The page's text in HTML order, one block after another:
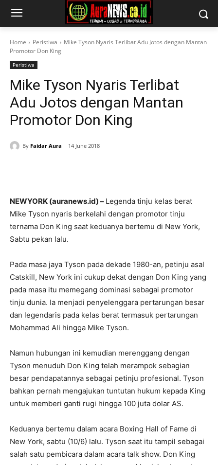
Home Peristiwa
Mike Tyson Nyaris Terlibat Adu Jotos dengan Mantan
Promotor Don King
Peristiwa
Mike Tyson Nyaris Terlibat
Adu Jotos dengan Mantan
Promotor Don King
By Faidar Aura 14 June 2018
NEWYORK (auranews.id) – Legenda tinju kelas berat
Mike Tyson nyaris berkelahi dengan promotor tinju
ternama Don King saat keduanya bertemu di New York,
Sabtu pekan lalu.
Pada masa jaya Tyson pada dekade 1980-an, petinju asal
Catskill, New York ini cukup dekat dengan Don King yang
pada masa itu memegang dominasi sebagai promotor
tinju dunia. Ia menjadi penyelenggara pertarungan besar
dan legendaris pada kelas berat termasuk pertarungan
Mohammad Ali hingga Mike Tyson.
Namun hubungan ini kemudian merenggang dengan
Tyson menuduh Don King telah merampok sebagian
besar pendapatannya sebagai petinju profesional. Tyson
bahkan pernah mengajukan tuntutan hukum kepada King
untuk memberi ganti rugi hingga 100 juta dolar AS.
Keduanya bertemu dalam acara Boxing Hall of Fame di
New York, sabtu (10/6) lalu. Tyson saat itu tampil sebagai
salah satu pembicara dalam acara talk show. Don King